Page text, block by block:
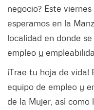
negocio? Este
esperamos en la
localidad en donde
empleo y
¡Trae tu hoja de
equipo de empleo y
de la Mujer, así como